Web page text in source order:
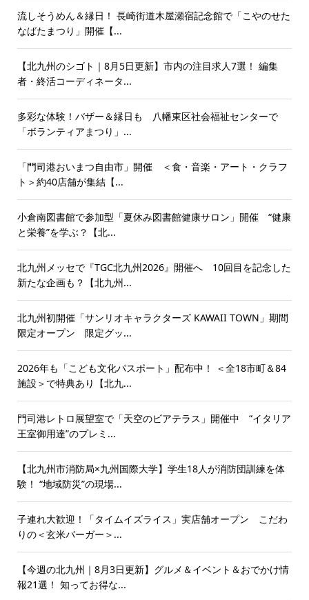
流しそうめん＆縁日！ 長崎街道木屋瀬宿記念館で「こやのせた
なばたまつり」開催【...
【北九州のシゴト｜8月5日更新】市内の注目求人7選！ 編集
者・終活コーディネータ...
多彩な体験！バザー＆縁日も 八幡東区社会福祉センターで
「ボランティアまつり」...
「門司港おいまつ自由市」開催 ＜食・音楽・アート・クラフ
ト＞約40店舗が集結【...
小倉南図書館で参加型「夏休み図書館健康サロン」開催 “健康
と栄養”を学ぶ？【北...
北九州メッセで『TGC北九州2026』開催へ 10回目を記念した
新たな企画も？【北九州...
北九州初開催「サンリオキャラクターズ KAWAII TOWN」期間
限定オープン 限定グッ...
2026年も「こども文化パスポート」配布中！ ＜全18市町＆84
施設＞で特典あり【北九...
門司港レトロ展望室で「天空のビアテラス」開催中 “イタリア
王室御用達”のプレミ...
【北九州市消防局×九州国際大学】学生18人が消防団訓練を体
験！ “地域防災”の現場...
子連れ大歓迎！「タイムイズライス」実店舗オープン こだわ
りの＜玄米バーガー＞...
【今週の北九州｜8月3日更新】グルメ＆イベント＆おでかけ情
報21選！ 知ってお得な...